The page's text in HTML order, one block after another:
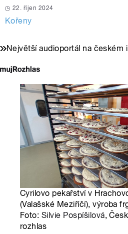
22. říjen 2024
Kořeny
Největší audioportál na českém
Cyrilovo pekařství v
(Valašské Meziříčí), výroba
Foto: Silvie Pospíšilová,
rozhlas